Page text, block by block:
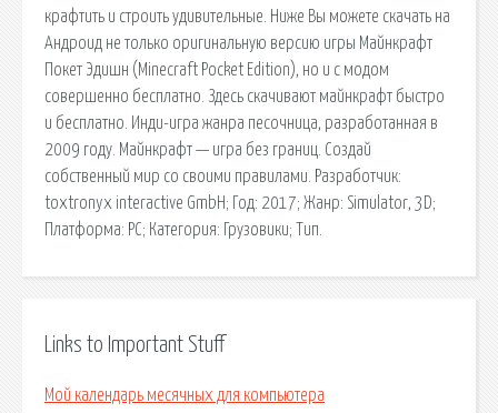
крафтить и строить удивительные. Ниже Вы можете скачать на
Андроид не только оригинальную версию игры Майнкрафт
Покет Эдишн (Minecraft Pocket Edition), но и с модом
совершенно бесплатно. Здесь скачивают майнкрафт быстро
и бесплатно. Инди-игра жанра песочница, разработанная в
2009 году. Майнкрафт — игра без границ. Создай
собственный мир со своими правилами. Разработчик:
toxtronyx interactive GmbH; Год: 2017; Жанр: Simulator, 3D;
Платформа: PC; Категория: Грузовики; Тип.
Links to Important Stuff
Мой календарь месячных для компьютера